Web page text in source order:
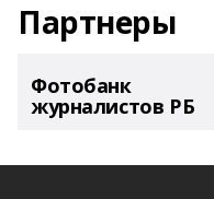
Партнеры
Фотобанк
журналистов РБ